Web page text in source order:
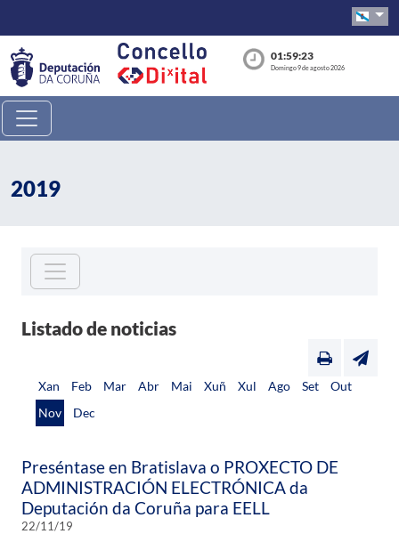
01:59:23
Domingo 9 de agosto 2026
2019
Listado de noticias
Xan Feb Mar Abr Mai Xuñ Xul Ago Set
Out
Nov
Dec
Preséntase en Bratislava o PROXECTO DE
ADMINISTRACIÓN ELECTRÓNICA da
Deputación da Coruña para EELL
22/11/19